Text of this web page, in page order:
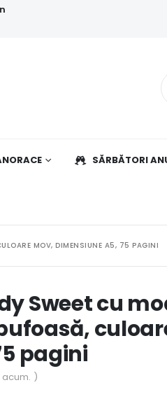
SĂRBĂTORI
MOV, DIMENSIUNE A5, 75 PAGINI
Sweet cu
pagini
)